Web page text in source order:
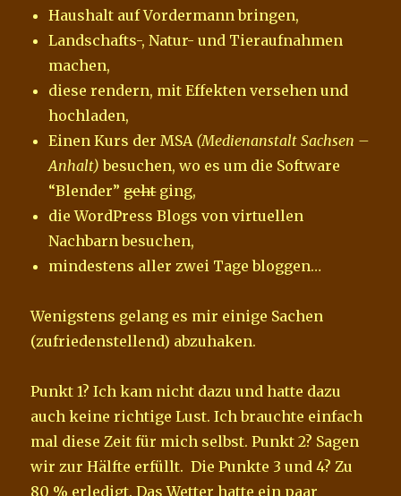
Haushalt auf Vordermann bringen,
Landschafts-, Natur- und Tieraufnahmen
machen,
diese rendern, mit Effekten versehen und
hochladen,
Einen Kurs der MSA (Medienanstalt Sachsen –
Anhalt) besuchen, wo es um die Software
“Blender”gehtging,
die WordPress Blogs von virtuellen
Nachbarn besuchen,
mindestens aller zwei Tage bloggen…
Wenigstens gelang es mir einige Sachen
(zufriedenstellend) abzuhaken.
Punkt 1? Ich kam nicht dazu und hatte dazu
auch keine richtige Lust. Ich brauchte einfach
mal diese Zeit für mich selbst. Punkt 2? Sagen
wir zur Hälfte erfüllt. Die Punkte 3 und 4? Zu
80 % erledigt. Das Wetter hatte ein paar